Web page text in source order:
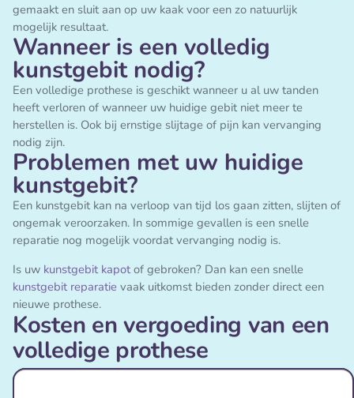
gemaakt en sluit aan op uw kaak voor een zo natuurlijk
mogelijk resultaat.
Wanneer is een volledig
kunstgebit nodig?
Een volledige prothese is geschikt wanneer u al uw tanden
heeft verloren of wanneer uw huidige gebit niet meer te
herstellen is. Ook bij ernstige slijtage of pijn kan vervanging
nodig zijn.
Problemen met uw huidige
kunstgebit?
Een kunstgebit kan na verloop van tijd los gaan zitten, slijten of
ongemak veroorzaken. In sommige gevallen is een snelle
reparatie nog mogelijk voordat vervanging nodig is.
Is uw kunstgebit kapotof gebroken? Dan kan een snelle
kunstgebit reparatie vaak uitkomst bieden zonder direct een
nieuwe prothese.
Kosten en vergoeding van een
volledige prothese